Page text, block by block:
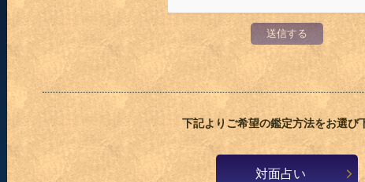
送信する
下記よりご希望の鑑定方法をお選び
対面占い